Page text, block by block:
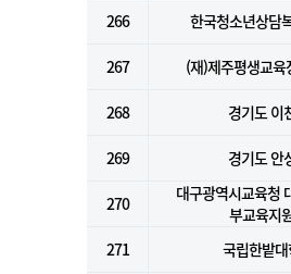
266 한국청소년상담
267 (재)제주평생교육
268 경기도 이
269 경기도 안
270
대구광역시교육청
부교육지
271
국립한밭